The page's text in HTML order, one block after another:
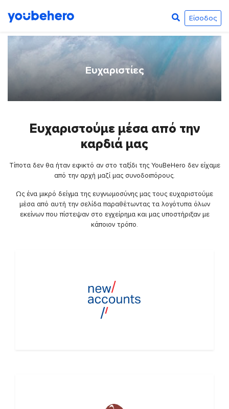
Είσοδος
Ευχαριστίες
Ευχαριστούμε μέσα από την
καρδιά μας
Τίποτα δεν θα ήταν εφικτό αν στο ταξίδι της YouBeHero δεν είχαμε
από την αρχή μαζί μας συνοδοιπόρους.
Ως ένα μικρό δείγμα της ευγνωμοσύνης μας τους ευχαριστούμε
μέσα από αυτή την σελίδα παραθέτωντας τα λογότυπα όλων
εκείνων που πίστεψαν στο εγχείρημα και μας υποστήριξαν με
κάποιον τρόπο.